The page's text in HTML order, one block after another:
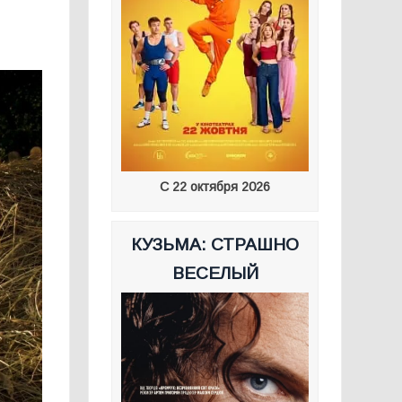
С 22 октября 2026
КУЗЬМА: СТРАШНО
ВЕСЕЛЫЙ